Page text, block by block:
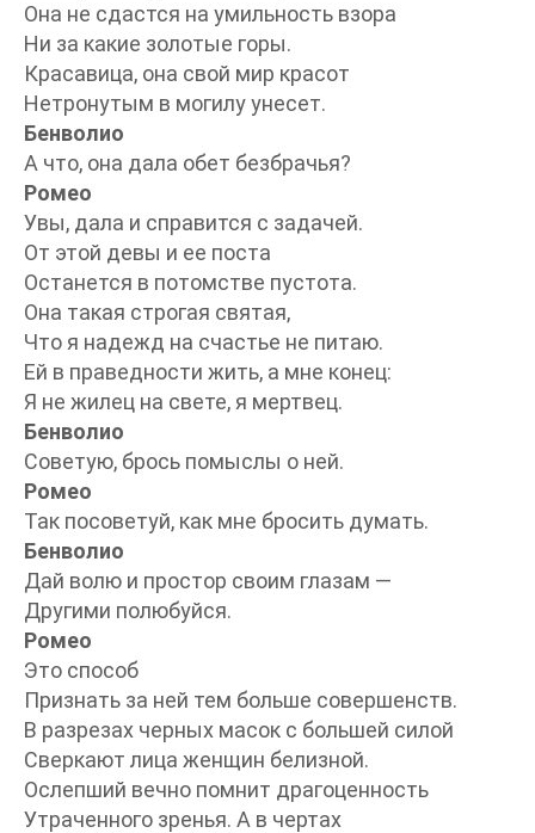
Она не сдастся на умильность взора
Ни за какие золотые горы.
Красавица, она свой мир красот
Нетронутым в могилу унесет.
Бенволио
А что, она дала обет безбрачья?
Ромео
Увы, дала и справится с задачей.
От этой девы и ее поста
Останется в потомстве пустота.
Она такая строгая святая,
Что я надежд на счастье не питаю.
Ей в праведности жить, а мне конец:
Я не жилец на свете, я мертвец.
Бенволио
Советую, брось помыслы о ней.
Ромео
Так посоветуй, как мне бросить думать.
Бенволио
Дай волю и простор своим глазам —
Другими полюбуйся.
Ромео
Это способ
Признать за ней тем больше совершенств.
В разрезах черных масок с большей силой
Сверкают лица женщин белизной.
Ослепший вечно помнит драгоценность
Утраченного зренья. А в чертах